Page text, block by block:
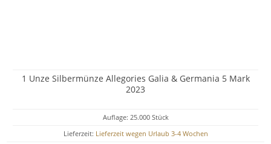
1 Unze Silbermünze Allegories Galia & Germania 5 Mark
2023
Auflage: 25.000 Stück
Lieferzeit: Lieferzeit wegen Urlaub 3-4 Wochen